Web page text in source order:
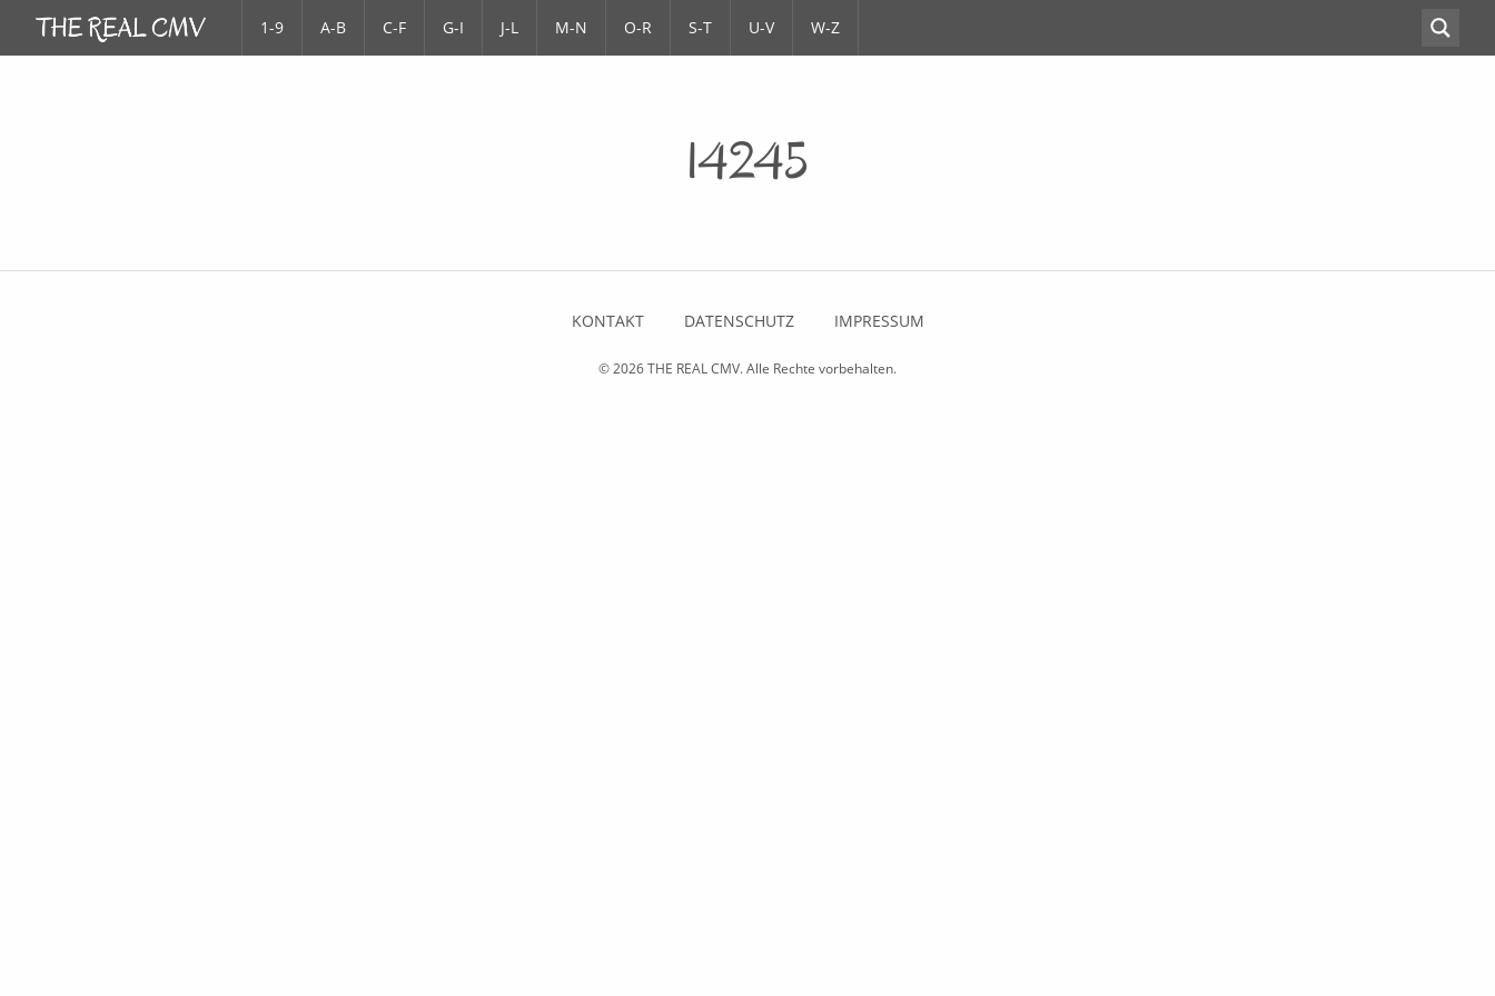
1-9 A-B C-F G-I J-L M-N O-R S-T U-V W-Z
14245
KONTAKT DATENSCHUTZ IMPRESSUM
© 2026THE REAL CMV. Alle Rechte vorbehalten.